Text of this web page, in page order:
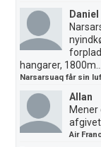
Daniel
hangarer, 1800m...
Narsarsuaq får sin
Allan
Air